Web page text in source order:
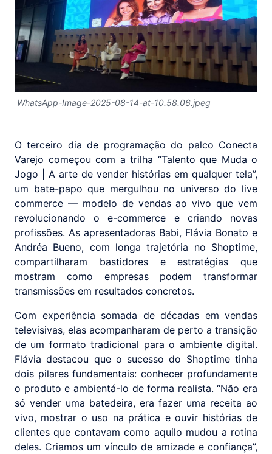
WhatsApp-Image-2025-08-14-at-10.58.06.jpeg
O terceiro dia de programação do palco Conecta
Varejo começou com a trilha “Talento que Muda o
Jogo | A arte de vender histórias em qualquer tela”,
um bate-papo que mergulhou no universo do live
commerce — modelo de vendas ao vivo que vem
revolucionando o e-commerce e criando novas
profissões. As apresentadoras Babi, Flávia Bonato e
Andréa Bueno, com longa trajetória no Shoptime,
compartilharam bastidores e estratégias que
mostram como empresas podem transformar
transmissões em resultados concretos.
Com experiência somada de décadas em vendas
televisivas, elas acompanharam de perto a transição
de um formato tradicional para o ambiente digital.
Flávia destacou que o sucesso do Shoptime tinha
dois pilares fundamentais: conhecer profundamente
o produto e ambientá-lo de forma realista. “Não era
só vender uma batedeira, era fazer uma receita ao
vivo, mostrar o uso na prática e ouvir histórias de
clientes que contavam como aquilo mudou a rotina
deles. Criamos um vínculo de amizade e confiança”,